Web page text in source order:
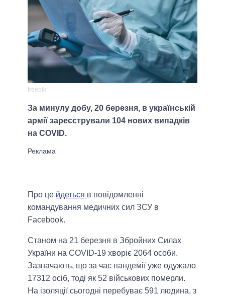
freepik
За минулу добу, 20 березня, в українській
армії зареєстрували 104 нових випадків
на COVID.
Про це йдеться в повідомленні
командування медичних сил ЗСУ в
Facebook.
Станом на 21 березня в Збройних Силах
України на COVID-19 хворіє 2064 особи.
Зазначають, що за час пандемії уже одужало
17312 осіб, тоді як 52 військових померли.
На ізоляції сьогодні перебуває 591 людина, з